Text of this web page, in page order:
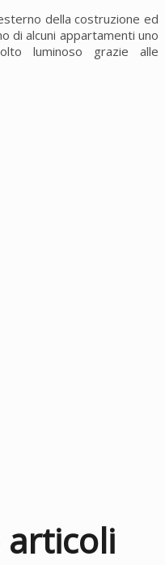
della costruzione ed
di alcuni appartamenti uno
luminoso grazie alle
articoli